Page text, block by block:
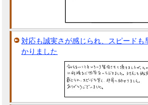
対応も誠実さが感じられ、スピードも
かりました